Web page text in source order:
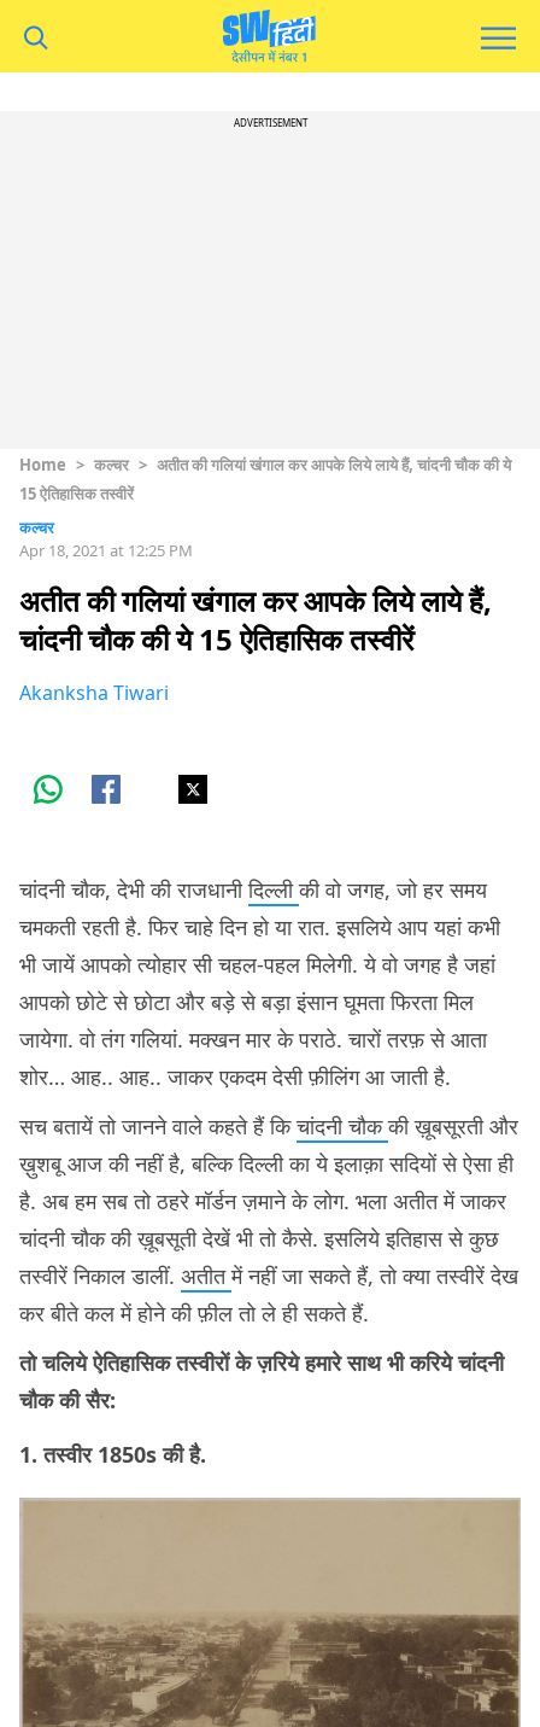
ADVERTISEMENT
Home > कल्चर > अतीत की गलियां खंगाल कर आपके लिये लाये हैं, चांदनी चौक की ये
15 ऐतिहासिक तस्वीरें
कल्चर
Apr 18, 2021 at 12:25 PM
अतीत की गलियां खंगाल कर आपके लिये लाये हैं,
चांदनी चौक की ये 15 ऐतिहासिक तस्वीरें
Akanksha Tiwari
चांदनी चौक, देभी की राजधानीदिल्लीकी वो जगह, जो हर समय
चमकती रहती है. फिर चाहे दिन हो या रात. इसलिये आप यहां कभी
भी जायें आपको त्योहार सी चहल-पहल मिलेगी. ये वो जगह है जहां
आपको छोटे से छोटा और बड़े से बड़ा इंसान घूमता फिरता मिल
जायेगा. वो तंग गलियां. मक्खन मार के पराठे. चारों तरफ़ से आता
शोर… आह.. आह.. जाकर एकदम देसी फ़ीलिंग आ जाती है.
सच बतायें तो जानने वाले कहते हैं किचांदनी चौककी ख़ूबसूरती और
ख़ुशबू आज की नहीं है, बल्कि दिल्ली का ये इलाक़ा सदियों से ऐसा ही
है. अब हम सब तो ठहरे मॉर्डन ज़माने के लोग. भला अतीत में जाकर
चांदनी चौक की ख़ूबसूती देखें भी तो कैसे. इसलिये इतिहास से कुछ
तस्वीरें निकाल डालीं. अतीतमें नहीं जा सकते हैं, तो क्या तस्वीरें देख
कर बीते कल में होने की फ़ील तो ले ही सकते हैं.
तो चलिये ऐतिहासिक तस्वीरों के ज़रिये हमारे साथ भी करिये चांदनी
चौक की सैर:
1. तस्वीर 1850s की है.